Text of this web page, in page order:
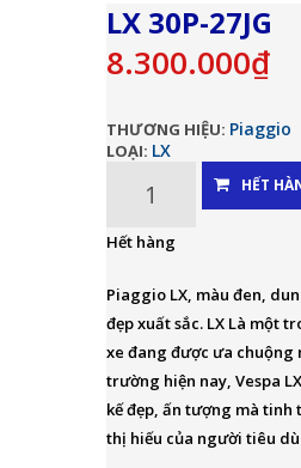
LX 30P-27JG
8.300.000₫
THƯƠNG HIỆU: Piaggio
LOẠI: LX
HẾT
Hết hàng
Piaggio LX, màu đen,
đẹp xuất sắc. LX Là một
xe đang được ưa chuộng
trường hiện nay, Vespa
kế đẹp, ấn tượng mà tinh
thị hiếu của người tiêu